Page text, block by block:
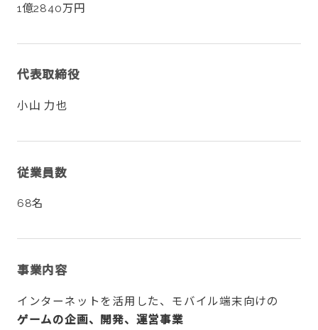
1億2840万円
代表取締役
小山 力也
従業員数
68名
事業内容
インターネットを活用した、モバイル端末向けの
ゲームの企画、開発、運営事業